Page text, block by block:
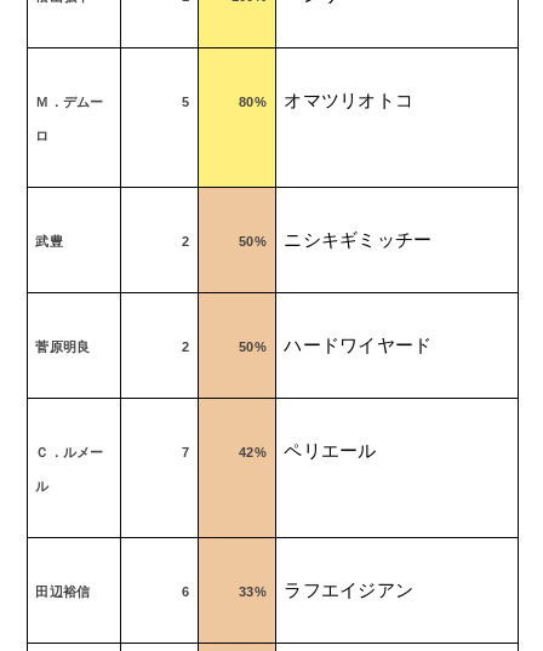
Ｍ．デムー
ロ
5 80% オマツリオトコ
武豊 2 50% ニシキギミッチー
菅原明良 2 50% ハードワイヤード
Ｃ．ルメー
ル
7 42% ペリエール
田辺裕信 6 33% ラフエイジアン